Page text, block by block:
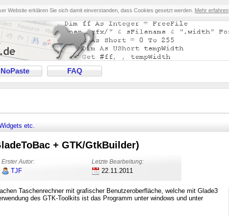
Website erklären Sie sich damit einverstanden, dass Cookies gesetzt werden. Mehr erfahren
NoPaste FAQ
etc.
+ GTK/GtkBuilder)
Erster Autor: Letzte Bearbeitung:
TJF 22.11.2011
Taschenrechner mit grafischer Benutzeroberfläche, welche mit Glade3
des GTK-Toolkits ist das Programm unter windows und unter